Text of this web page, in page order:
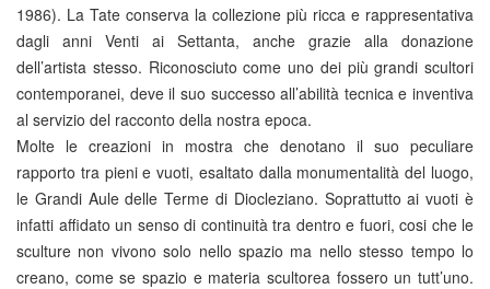
1986). La Tate conserva la collezione più ricca e rappresentativa
dagli anni Venti ai Settanta, anche grazie alla donazione
dell’artista stesso. Riconosciuto come uno dei più grandi scultori
contemporanei, deve il suo successo all’abilità tecnica e inventiva
al servizio del racconto della nostra epoca.
Molte le creazioni in mostra che denotano il suo peculiare
rapporto tra pieni e vuoti, esaltato dalla monumentalità del luogo,
le Grandi Aule delle Terme di Diocleziano. Soprattutto ai vuoti è
infatti affidato un senso di continuità tra dentro e fuori, cosi che le
sculture non vivono solo nello spazio ma nello stesso tempo lo
creano, come se spazio e materia scultorea fossero un tutt’uno.